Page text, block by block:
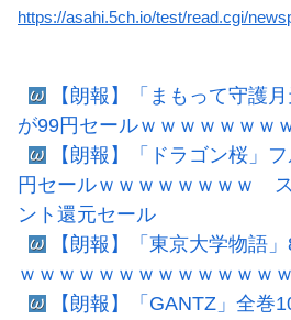
https://asahi.5ch.io/test/read.cgi/
【朗報】「まもって守護
が99円セールｗｗｗｗｗｗｗ
【朗報】「ドラゴン桜」
円セールｗｗｗｗｗｗｗｗ
ント還元セール
【朗報】「東京大学物語
ｗｗｗｗｗｗｗｗｗｗｗｗｗｗ
【朗報】「GANTZ」全巻